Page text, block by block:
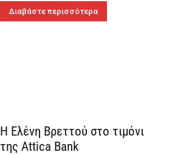
Διαβάστε περισσότερα
Η Ελένη Βρεττού στο τιμόνι
της Attica Bank